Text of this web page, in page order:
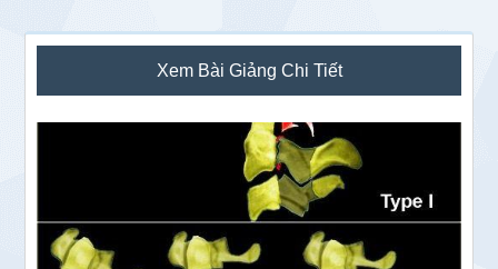
Sidebar
chính
Xem Bài Giảng Chi Tiết